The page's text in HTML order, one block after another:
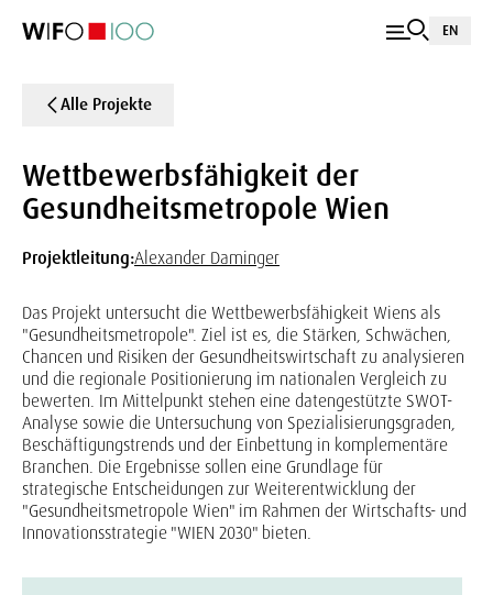
EN
Alle Projekte
Wettbewerbsfähigkeit der
Gesundheitsmetropole Wien
Projektleitung:Alexander Daminger
Das Projekt untersucht die Wettbewerbsfähigkeit Wiens als
"Gesundheitsmetropole". Ziel ist es, die Stärken, Schwächen,
Chancen und Risiken der Gesundheitswirtschaft zu analysieren
und die regionale Positionierung im nationalen Vergleich zu
bewerten. Im Mittelpunkt stehen eine datengestützte SWOT-
Analyse sowie die Untersuchung von Spezialisierungsgraden,
Beschäftigungstrends und der Einbettung in komplementäre
Branchen. Die Ergebnisse sollen eine Grundlage für
strategische Entscheidungen zur Weiterentwicklung der
"Gesundheitsmetropole Wien" im Rahmen der Wirtschafts- und
Innovationsstrategie "WIEN 2030" bieten.